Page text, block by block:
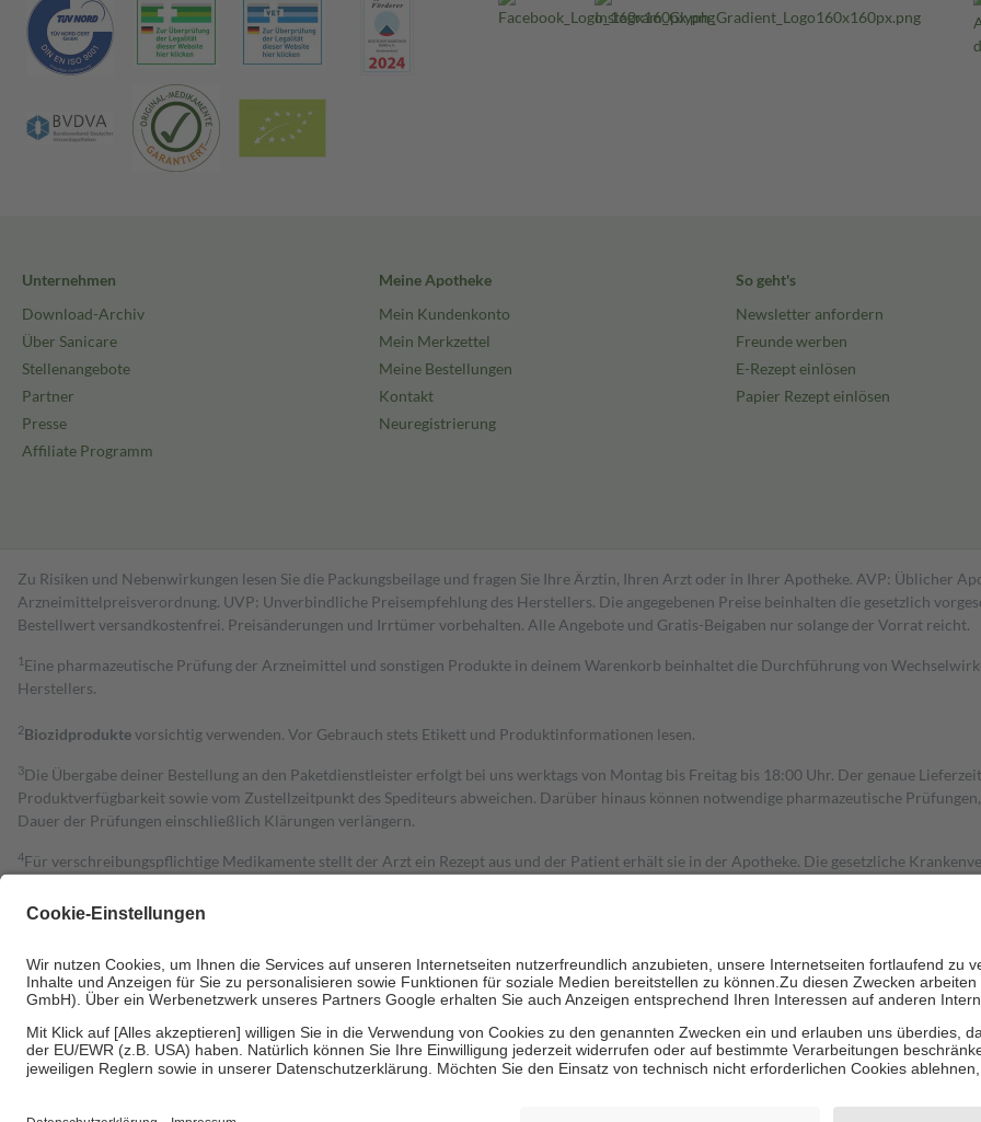
Unternehmen
Download-Archiv
Über Sanicare
Stellenangebote
Partner
Presse
Affiliate Programm
Meine Apotheke
Mein Kundenkonto
Mein Merkzettel
Meine Bestellungen
Kontakt
Neuregistrierung
So geht's
Newsletter anfordern
Freunde werben
E-Rezept einlösen
Papier Rezept einlösen
Zu Risiken und Nebenwirkungen lesen Sie die Packungsbeilage und fragen Sie Ihre Ärztin, Ihren Arzt oder in Ihrer Apotheke. AVP: Üblicher
Arzneimittelpreisverordnung. UVP: Unverbindliche Preisempfehlung des Herstellers. Die angegebenen Preise beinhalten die gesetzlich
Bestell­wert versand­kosten­frei. Preisänderungen und Irrtümer vorbehalten. Alle Angebote und Gratis-Beigaben nur solange der Vorrat reicht.
1 Eine pharmazeutische Prüfung der Arzneimittel und sonstigen Produkte in deinem Warenkorb beinhaltet die Durchführung von
Herstellers.
2Biozidproduktevorsichtig verwenden. Vor Gebrauch stets Etikett und Produktinformationen lesen.
3Die Übergabe deiner Bestellung an den Paketdienstleister erfolgt bei uns werktags von Montag bis Freitag bis 18:00 Uhr. Der genaue
Produktverfügbarkeit sowie vom Zustellzeitpunkt des Spediteurs abweichen. Darüber hinaus können notwendige pharmazeutische
Dauer der Prüfungen einschließlich Klärungen verlängern.
4Für verschreibungspflichtige Medikamente stellt der Arzt ein Rezept aus und der Patient erhält sie in der Apotheke. Die gesetzliche
Grundsätzlich leisten Mitglieder Zuzahlungen in Höhe von zehn Prozent des Abgabepreises,
Bei Heilmitteln und häuslicher Krankenpflege beträgt die Zuzahlung zehn Prozent der Kosten sowie zehn Euro je Verordnung.
Um das Engagement der Versicherten für ihre eigene Gesundheit zu stärken und die besondere Stellung der Familie zu unterstützen, fallen
• Untersuchungen zur Vorsorge und Früherkennung, die von der GKV getragen werden
• empfohlenen Schutzimpfungen